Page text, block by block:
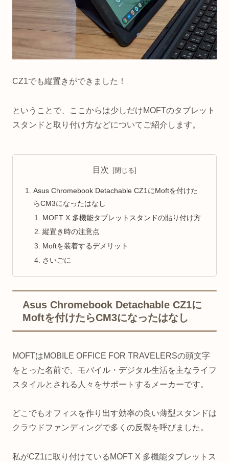
CZ1でも縦置きができました！
ということで、ここからは少しだけMOFTのタブレット
スタンドと取り付け方などについてご紹介します。
目次
Asus Chromebook Detachable CZ1にMoftを付けた
らCM3になったはなし
MOFT X 多機能タブレットスタンドの貼り付け方
縦置き時の注意点
Moftを装着するデメリット
さいごに
Asus Chromebook Detachable CZ1に
Moftを付けたらCM3になったはなし
MOFTはMOBILE OFFICE FOR TRAVELERSの頭文字
をとった名前で、モバイル・デジタル生活を主なライフ
スタイルとされる人々をサポートするメーカーです。
どこでもオフィスを作り出す効率の良い薄型スタンドは
クラウドファンディングで多くの反響を呼びました。
私がCZ1に取り付けているMOFT X 多機能タブレットス